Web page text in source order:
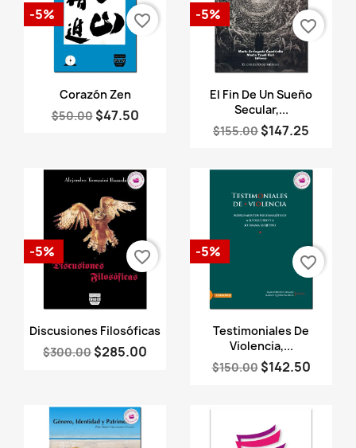
Vista rápida
Corazón Zen
$50.00 $47.50
-5% favorite_border
Vista rápida
El Fin De Un Sueño
Secular,...
$155.00 $147.25
-5%
favorite_border
Vista rápida
Discusiones Filosóficas
$300.00 $285.00
-5% favorite_border
Vista rápida
Testimoniales De
Violencia,...
$150.00 $142.50
-5%
favorite_border